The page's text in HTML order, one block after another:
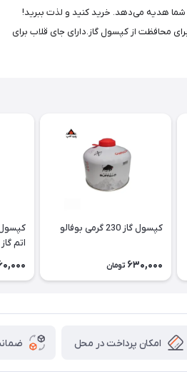
شما هدیه می‌دهد. خرید کنید و لذت ببرید!
محافظت از کپسول گاز.دارای جای قلاب برای
کپسول گاز 230 گرمی بوفالو
630,000 تومان
اتم گاز Atom Gaz
امکان پرداخت در محل